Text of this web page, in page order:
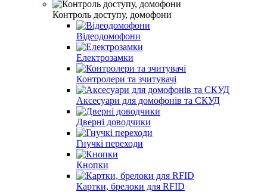
Контроль доступу, домофони
Відеодомофони
Електрозамки
Контролери та зчитувачі
Аксесуари для домофонів та СКУД
Дверні доводчики
Гнучкі переходи
Кнопки
Картки, брелоки для RFID